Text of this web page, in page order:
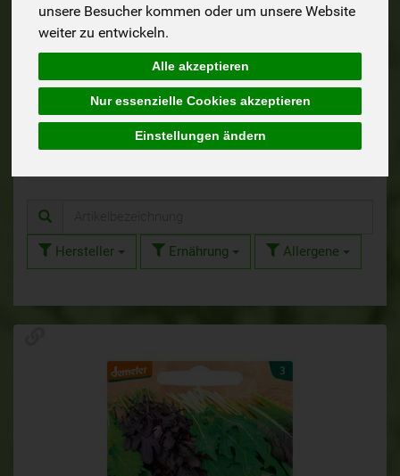
unsere Besucher kommen oder um unsere Website
weiter zu entwickeln.
Alle akzeptieren
Nur essenzielle Cookies akzeptieren
Einstellungen ändernDünger & Erde
Hersteller Ernährung Allergene